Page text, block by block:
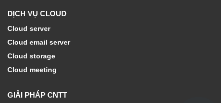
DỊCH VỤ CLOUD
Cloud server
Cloud email server
Cloud storage
Cloud meeting
GIẢI PHÁP CNTT